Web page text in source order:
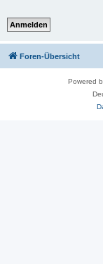
Foren-Übersicht
Powered